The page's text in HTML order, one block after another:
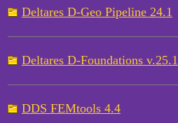
Deltares D-Geo Pipeline 24.1
Deltares D-Foundations v.25.1
DDS FEMtools 4.4